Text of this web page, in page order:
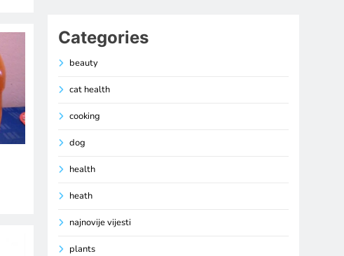
Categories
beauty
cat health
cooking
dog
health
heath
najnovije vijesti
plants